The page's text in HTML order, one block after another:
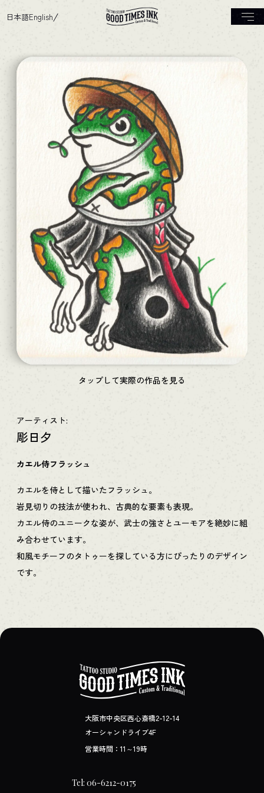
日本語English
タップして実際の作品を見る
アーティスト:
彫日夕
カエル侍フラッシュ
カエルを侍として描いたフラッシュ。
岩見切りの技法が使われ、古典的な要素も表現。
カエル侍のユニークな姿が、武士の強さとユーモアを絶妙に組
み合わせています。
和風モチーフのタトゥーを探している方にぴったりのデザイン
です。
大阪市中央区西心斎橋2-12-14
オーシャンドライブ4F
営業時間：11～19時
Tel: 06-6212-0175